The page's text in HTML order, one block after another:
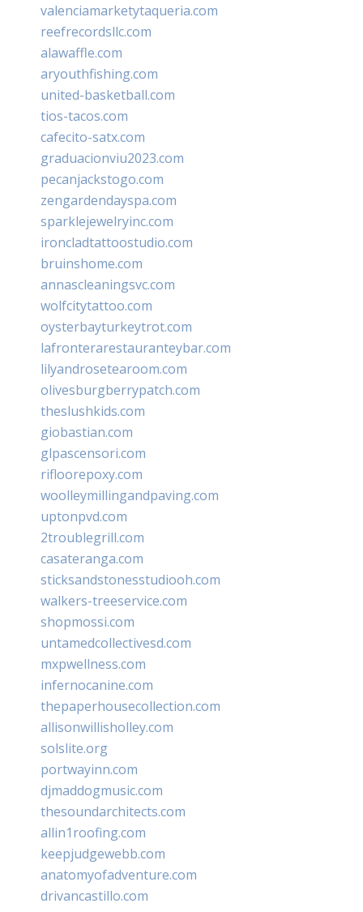
valenciamarketytaqueria.com
reefrecordsllc.com
alawaffle.com
aryouthfishing.com
united-basketball.com
tios-tacos.com
cafecito-satx.com
graduacionviu2023.com
pecanjackstogo.com
zengardendayspa.com
sparklejewelryinc.com
ironcladtattoostudio.com
bruinshome.com
annascleaningsvc.com
wolfcitytattoo.com
oysterbayturkeytrot.com
lafronterarestauranteybar.com
lilyandrosetearoom.com
olivesburgberrypatch.com
theslushkids.com
giobastian.com
glpascensori.com
rifloorepoxy.com
woolleymillingandpaving.com
uptonpvd.com
2troublegrill.com
casateranga.com
sticksandstonesstudiooh.com
walkers-treeservice.com
shopmossi.com
untamedcollectivesd.com
mxpwellness.com
infernocanine.com
thepaperhousecollection.com
allisonwillisholley.com
solslite.org
portwayinn.com
djmaddogmusic.com
thesoundarchitects.com
allin1roofing.com
keepjudgewebb.com
anatomyofadventure.com
drivancastillo.com